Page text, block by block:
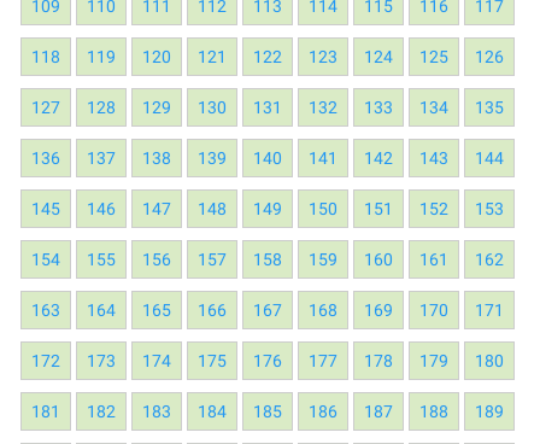
109 110 111 112 113 114 115 116 117
118 119 120 121 122 123 124 125 126
127 128 129 130 131 132 133 134 135
136 137 138 139 140 141 142 143 144
145 146 147 148 149 150 151 152 153
154 155 156 157 158 159 160 161 162
163 164 165 166 167 168 169 170 171
172 173 174 175 176 177 178 179 180
181 182 183 184 185 186 187 188 189